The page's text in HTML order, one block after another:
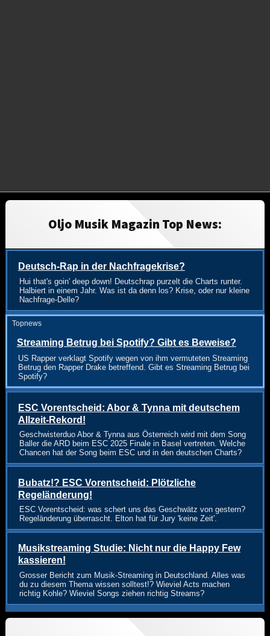
Oljo Musik Magazin Top News:
Deutsch-Rap in der Nachfragekrise?
Hui that's goin' deep down! Deutschrap purzelt die Charts runter.
Halbiert in einem Jahr. Was ist da denn los? Krise, oder nur kleine
Nachfrage-Delle?
Topnews
Streaming Betrug bei Spotify? Gibt es Beweise?
US Rapper verklagt Spotify wegen von ihm vermuteten Streaming
Betrug den Rapper Drake betreffend. Gibt es Streaming Betrug bei
Spotify?
ESC Vorentscheid: Abor & Tynna mit deutschem
Allzeit-Rekord!
Geschwisterduo Abor & Tynna aus Österreich wird mit dem Song
Baller die ARD beim ESC 2025 Finale in Basel vertreten. Welche
Chancen hat der Song beim ESC und in den deutschen Charts?
Bubatz!? ESC Vorentscheid: Plötzliche
Regeländerung!
ESC Vorentscheid: was schert uns das Geschwätz von gestern?
Regeländerung überrascht. Elton hat für Jury 'keine Zeit'.
Musikstreaming Studie: Nicht nur die Happy Few
kassieren!
Grosser Bericht zum Musik-Streaming in Deutschland. Alles was
du zu diesem Thema wissen solltest!? Wieviel Acts machen
richtig Kohle? Wieviel Songs ziehen richtig Streams?